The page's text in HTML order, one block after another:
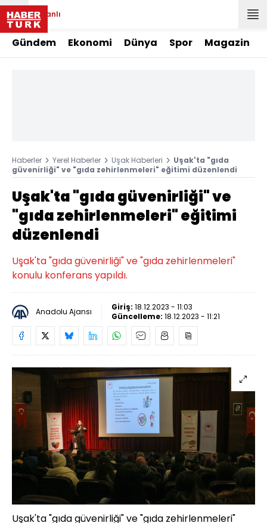
Canlı
Gündem Ekonomi Dünya Spor Magazin
Haberler Yerel Haberler Uşak Haberleri
Uşak'ta "gıda
güvenirliği" ve "gıda zehirlenmeleri" eğitimi düzenlendi
Uşak'ta "gıda güvenirliği" ve
"gıda zehirlenmeleri" eğitimi
düzenlendi
Uşak'ta "gıda güvenirliği" ve "gıda zehirlenmeleri"
konulu konferans yapıldı.
Anadolu Ajansı Giriş: 18.12.2023 - 11:03
Güncelleme: 18.12.2023 - 11:21
Uşak'ta "gıda güvenirliği" ve "gıda zehirlenmeleri"